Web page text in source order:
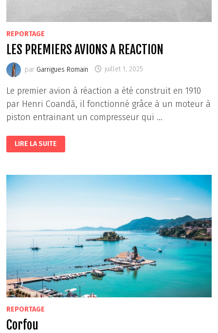
REPORTAGE
LES PREMIERS AVIONS A REACTION
par Garrigues Romain juillet 1, 2025
Le premier avion à réaction a été construit en 1910
par Henri Coandă, il fonctionné grâce à un moteur à
piston entrainant un compresseur qui …
LES
PREMIERS
AVIONS
LIRE LA SUITE
REPORTAGE
Corfou